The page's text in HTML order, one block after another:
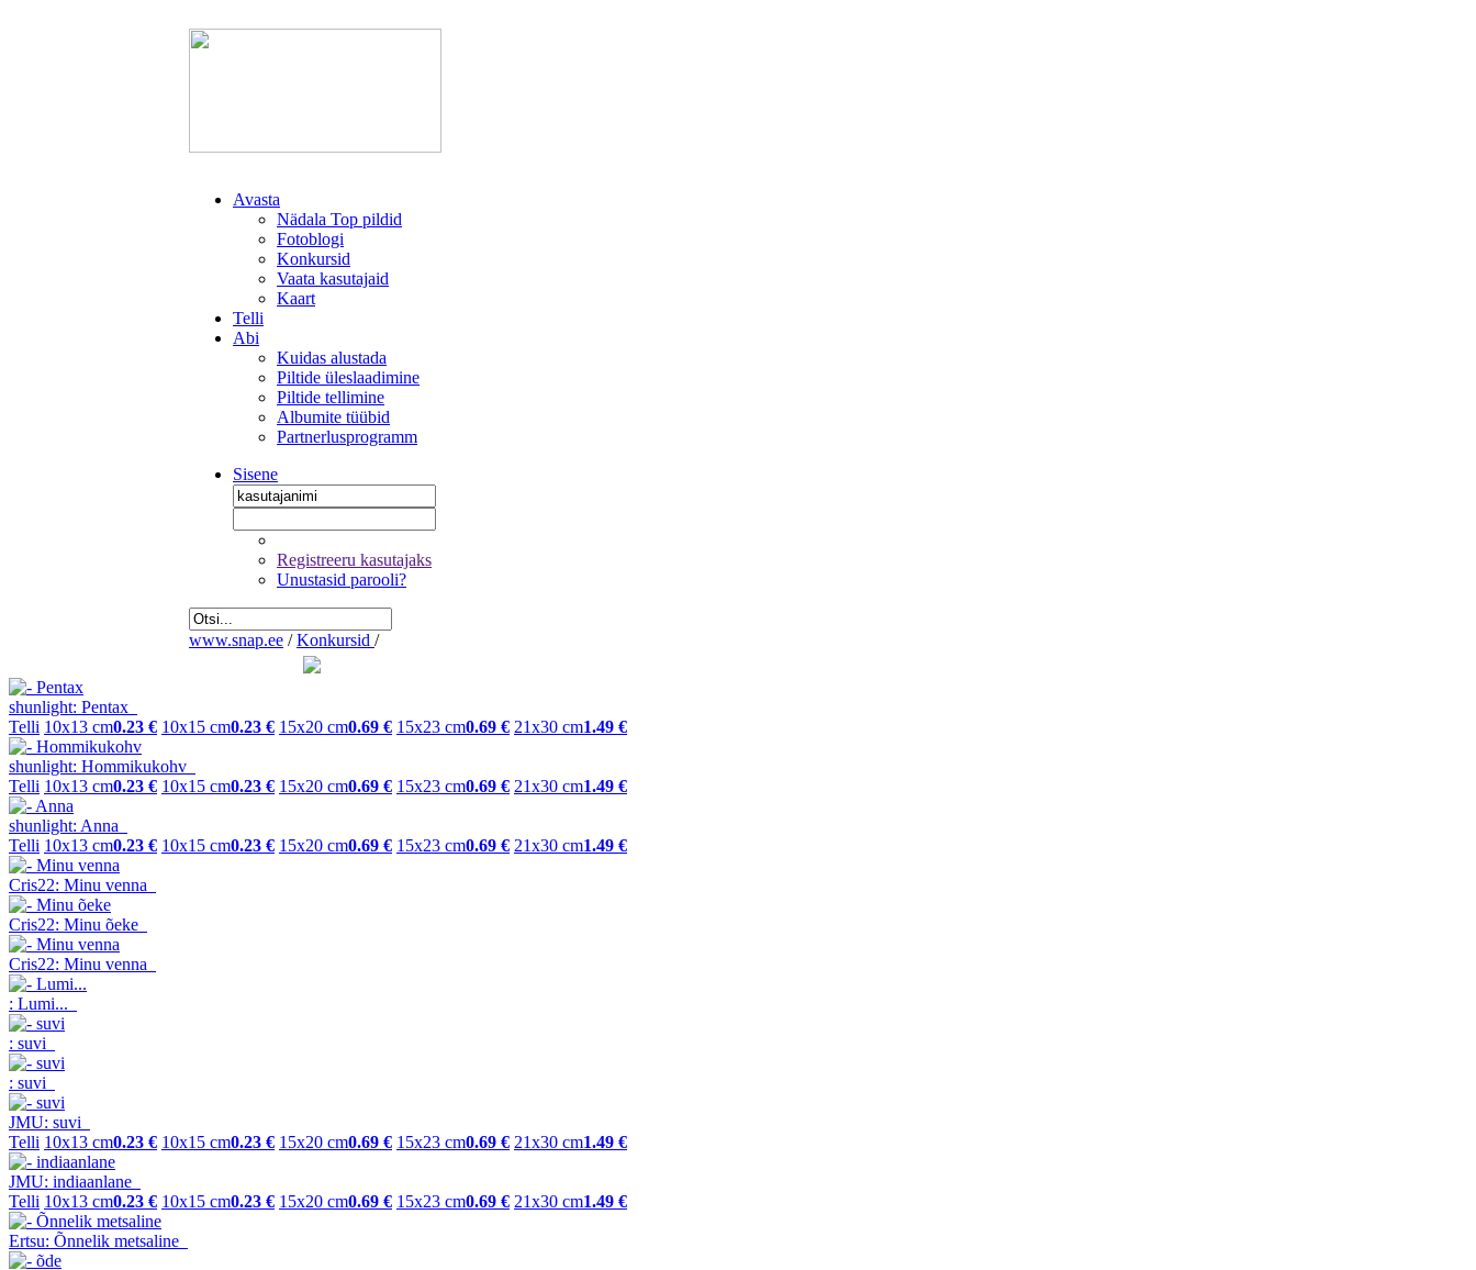
Avasta
Nädala Top pildid
Fotoblogi
Konkursid
Vaata kasutajaid
Kaart
Telli
Abi
Kuidas alustada
Piltide üleslaadimine
Piltide tellimine
Albumite tüübid
Partnerlusprogramm
Sisene
Registreeru kasutajaks
Unustasid parooli?
www.snap.ee / Konkursid /
shunlight: Pentax
Telli 10x13 cm0.23 € 10x15 cm0.23 € 15x20 cm0.69 € 15x23 cm0.69 € 21x30 cm1.49 €
shunlight: Hommikukohv
Telli 10x13 cm0.23 € 10x15 cm0.23 € 15x20 cm0.69 € 15x23 cm0.69 € 21x30 cm1.49 €
shunlight: Anna
Telli 10x13 cm0.23 € 10x15 cm0.23 € 15x20 cm0.69 € 15x23 cm0.69 € 21x30 cm1.49 €
Cris22: Minu venna
Cris22: Minu õeke
Cris22: Minu venna
: Lumi...
: suvi
: suvi
JMU: suvi
Telli 10x13 cm0.23 € 10x15 cm0.23 € 15x20 cm0.69 € 15x23 cm0.69 € 21x30 cm1.49 €
JMU: indiaanlane
Telli 10x13 cm0.23 € 10x15 cm0.23 € 15x20 cm0.69 € 15x23 cm0.69 € 21x30 cm1.49 €
Ertsu: Õnnelik metsaline